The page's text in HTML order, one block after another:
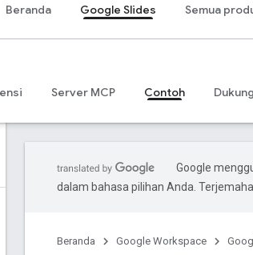
Beranda Google Slides Semua
Server MCP Contoh
Google
dalam bahasa pilihan Anda.
Beranda Google Workspace